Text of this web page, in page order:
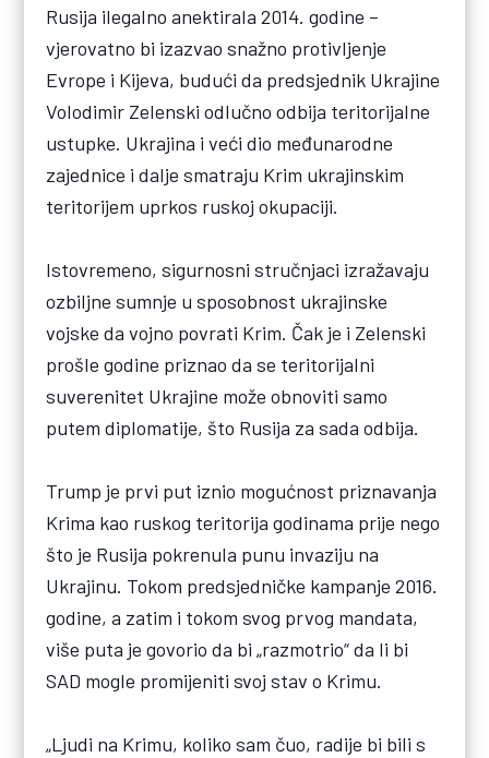
Rusija ilegalno anektirala 2014. godine –
vjerovatno bi izazvao snažno protivljenje
Evrope i Kijeva, budući da predsjednik Ukrajine
Volodimir Zelenski odlučno odbija teritorijalne
ustupke. Ukrajina i veći dio međunarodne
zajednice i dalje smatraju Krim ukrajinskim
teritorijem uprkos ruskoj okupaciji.
Istovremeno, sigurnosni stručnjaci izražavaju
ozbiljne sumnje u sposobnost ukrajinske
vojske da vojno povrati Krim. Čak je i Zelenski
prošle godine priznao da se teritorijalni
suverenitet Ukrajine može obnoviti samo
putem diplomatije, što Rusija za sada odbija.
Trump je prvi put iznio mogućnost priznavanja
Krima kao ruskog teritorija godinama prije nego
što je Rusija pokrenula punu invaziju na
Ukrajinu. Tokom predsjedničke kampanje 2016.
godine, a zatim i tokom svog prvog mandata,
više puta je govorio da bi „razmotrio“ da li bi
SAD mogle promijeniti svoj stav o Krimu.
„Ljudi na Krimu, koliko sam čuo, radije bi bili s